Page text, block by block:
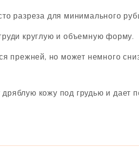
разреза для минимального
круглую и объемную форму.
прежней, но может немного
кожу под грудью и дает